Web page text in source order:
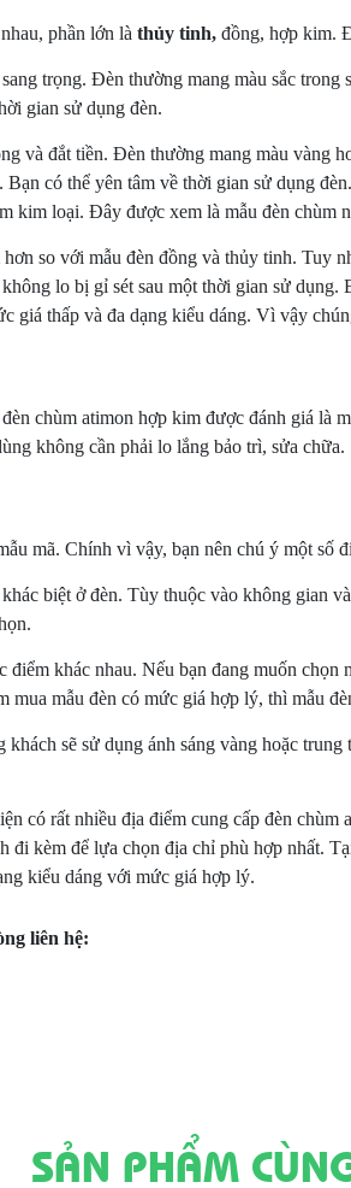
phần lớn là thủy tinh, đồng, hợp kim.
trọng. Đèn thường mang màu sắc
gian sử dụng đèn.
và đắt tiền. Đèn thường mang màu vàng
có thể yên tâm về thời gian sử dụng
kim loại. Đây được xem là mẫu đèn chùm
so với mẫu đèn đồng và thủy tinh. Tuy
lo bị gỉ sét sau một thời gian sử
giá thấp và đa dạng kiểu dáng. Vì vậy
chùm atimon hợp kim được đánh giá là
không cần phải lo lắng bảo trì, sửa chữa.
mã. Chính vì vậy, bạn nên chú ý một số
biệt ở đèn. Tùy thuộc vào không gian
khác nhau. Nếu bạn đang muốn chọn
mẫu đèn có mức giá hợp lý, thì mẫu
sẽ sử dụng ánh sáng vàng hoặc
có rất nhiều địa điểm cung cấp đèn
đi kèm để lựa chọn địa chỉ phù hợp nhất.
kiểu dáng với mức giá hợp lý.
liên hệ:
SẢN PHẨM